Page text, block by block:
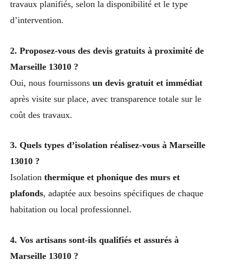
travaux planifiés, selon la disponibilité et le type
d’intervention.
2. Proposez-vous des devis gratuits à proximité de
Marseille 13010 ?
Oui, nous fournissons un devis gratuit et immédiat
après visite sur place, avec transparence totale sur le
coût des travaux.
3. Quels types d’isolation réalisez-vous à Marseille
13010 ?
Isolation thermique et phonique des murs et
plafonds, adaptée aux besoins spécifiques de chaque
habitation ou local professionnel.
4. Vos artisans sont-ils qualifiés et assurés à
Marseille 13010 ?